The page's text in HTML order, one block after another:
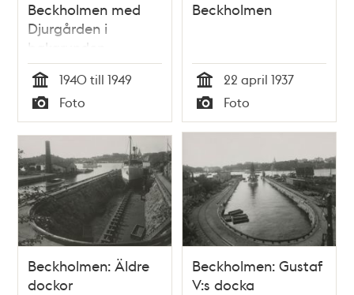
Beckholmen med
Djurgården i
bakgrunden
Tid
1940 till 1949
Typ
Foto
Beckholmen
Tid
22 april 1937
Typ
Foto
Beckholmen: Äldre
dockor
Beckholmen: Gustaf
V:s docka